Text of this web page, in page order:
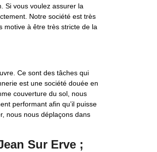
Si vous voulez assurer la
Notre société est très
motive à être très stricte de la
Ce sont des tâches qui
est une société douée en
couverture du sol, nous
performant afin qu’il puisse
nous nous déplaçons dans
Sur Erve ;